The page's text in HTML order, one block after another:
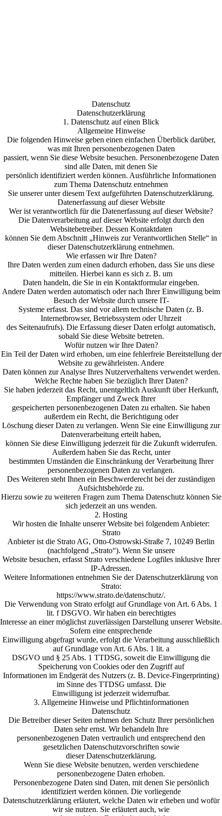
Datenschutz
Datenschutzerklärung
1. Datenschutz auf einen Blick
Allgemeine Hinweise
Die folgenden Hinweise geben einen einfachen Überblick darüber,
was mit Ihren personenbezogenen Daten
passiert, wenn Sie diese Website besuchen. Personenbezogene Daten
sind alle Daten, mit denen Sie
persönlich identifiziert werden können. Ausführliche Informationen
zum Thema Datenschutz entnehmen
Sie unserer unter diesem Text aufgeführten Datenschutzerklärung.
Datenerfassung auf dieser Website
Wer ist verantwortlich für die Datenerfassung auf dieser Website?
Die Datenverarbeitung auf dieser Website erfolgt durch den
Websitebetreiber. Dessen Kontaktdaten
können Sie dem Abschnitt „Hinweis zur Verantwortlichen Stelle“ in
dieser Datenschutzerklärung entnehmen.
Wie erfassen wir Ihre Daten?
Ihre Daten werden zum einen dadurch erhoben, dass Sie uns diese
mitteilen. Hierbei kann es sich z. B. um
Daten handeln, die Sie in ein Kontaktformular eingeben.
Andere Daten werden automatisch oder nach Ihrer Einwilligung beim
Besuch der Website durch unsere IT-
Systeme erfasst. Das sind vor allem technische Daten (z. B.
Internetbrowser, Betriebssystem oder Uhrzeit
des Seitenaufrufs). Die Erfassung dieser Daten erfolgt automatisch,
sobald Sie diese Website betreten.
Wofür nutzen wir Ihre Daten?
Ein Teil der Daten wird erhoben, um eine fehlerfreie Bereitstellung der
Website zu gewährleisten. Andere
Daten können zur Analyse Ihres Nutzerverhaltens verwendet werden.
Welche Rechte haben Sie bezüglich Ihrer Daten?
Sie haben jederzeit das Recht, unentgeltlich Auskunft über Herkunft,
Empfänger und Zweck Ihrer
gespeicherten personenbezogenen Daten zu erhalten. Sie haben
außerdem ein Recht, die Berichtigung oder
Löschung dieser Daten zu verlangen. Wenn Sie eine Einwilligung zur
Datenverarbeitung erteilt haben,
können Sie diese Einwilligung jederzeit für die Zukunft widerrufen.
Außerdem haben Sie das Recht, unter
bestimmten Umständen die Einschränkung der Verarbeitung Ihrer
personenbezogenen Daten zu verlangen.
Des Weiteren steht Ihnen ein Beschwerderecht bei der zuständigen
Aufsichtsbehörde zu.
Hierzu sowie zu weiteren Fragen zum Thema Datenschutz können Sie
sich jederzeit an uns wenden.
2. Hosting
Wir hosten die Inhalte unserer Website bei folgendem Anbieter:
Strato
Anbieter ist die Strato AG, Otto-Ostrowski-Straße 7, 10249 Berlin
(nachfolgend „Strato“). Wenn Sie unsere
Website besuchen, erfasst Strato verschiedene Logfiles inklusive Ihrer
IP-Adressen.
Weitere Informationen entnehmen Sie der Datenschutzerklärung von
Strato:
https://www.strato.de/datenschutz/.
Die Verwendung von Strato erfolgt auf Grundlage von Art. 6 Abs. 1
lit. f DSGVO. Wir haben ein berechtigtes
Interesse an einer möglichst zuverlässigen Darstellung unserer Website.
Sofern eine entsprechende
Einwilligung abgefragt wurde, erfolgt die Verarbeitung ausschließlich
auf Grundlage von Art. 6 Abs. 1 lit. a
DSGVO und § 25 Abs. 1 TTDSG, soweit die Einwilligung die
Speicherung von Cookies oder den Zugriff auf
Informationen im Endgerät des Nutzers (z. B. Device-Fingerprinting)
im Sinne des TTDSG umfasst. Die
Einwilligung ist jederzeit widerrufbar.
3. Allgemeine Hinweise und Pflichtinformationen
Datenschutz
Die Betreiber dieser Seiten nehmen den Schutz Ihrer persönlichen
Daten sehr ernst. Wir behandeln Ihre
personenbezogenen Daten vertraulich und entsprechend den
gesetzlichen Datenschutzvorschriften sowie
dieser Datenschutzerklärung.
Wenn Sie diese Website benutzen, werden verschiedene
personenbezogene Daten erhoben.
Personenbezogene Daten sind Daten, mit denen Sie persönlich
identifiziert werden können. Die vorliegende
Datenschutzerklärung erläutert, welche Daten wir erheben und wofür
wir sie nutzen. Sie erläutert auch, wie